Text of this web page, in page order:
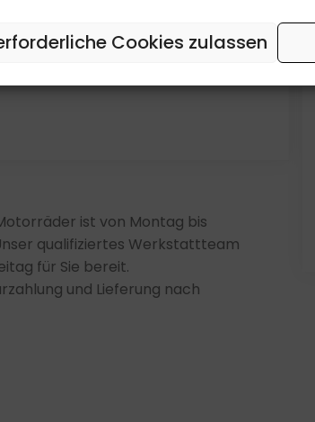
Cookies zulassen
ist von Montag bis
qualifiziertes Werkstattteam
für Sie bereit.
und Lieferung nach